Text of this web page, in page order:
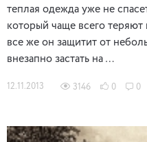
теплая одежда уже не
который чаще всего
все же он защитит от
внезапно застать на …
12.11.2013 3146 0 0